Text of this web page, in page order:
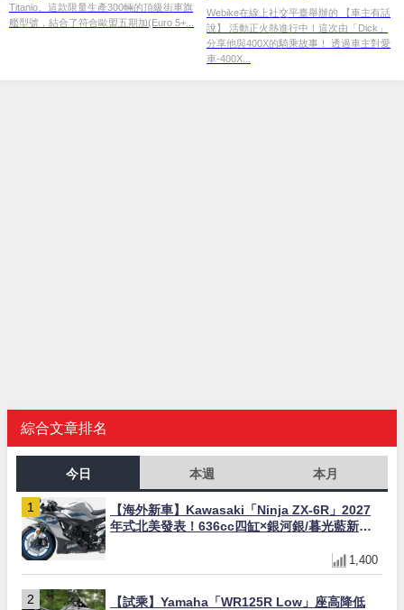
Titanio。這款限量生產300輛的頂級街車旗
艦型號，結合了符合歐盟五期加(Euro 5+...
Webike在線上社交平臺舉辦的 【車主有話
說】 活動正火熱進行中！這次由「Dick」
分享他與400X的騎乘故事！ 透過車主對愛
車-400X...
綜合文章排名
今日 本週 本月
【海外新車】Kawasaki「Ninja ZX-6R」2027
年式北美發表！636cc四缸×銀河銀/暮光藍新色
1,400
【試乘】Yamaha「WR125R Low」座高降低